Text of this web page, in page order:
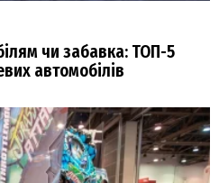
чи забавка: ТОП-5
автомобілів